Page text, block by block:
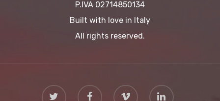
P.IVA 02714850134
Built with love in Italy
All rights reserved.